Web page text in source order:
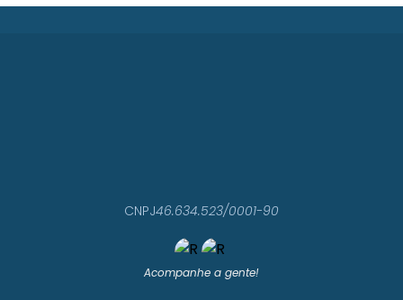
Acompanhe a gente!
CNPJ46.634.523/0001-90